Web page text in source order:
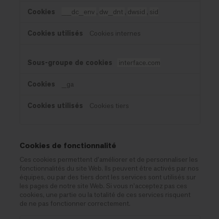
__dc_env , dw_dnt , dwsid , sid
Cookies internes
interface.com
_ga
Cookies tiers
Cookies de fonctionnalité
Ces cookies permettent d’améliorer et de personnaliser les
fonctionnalités du site Web. Ils peuvent être activés par nos
équipes, ou par des tiers dont les services sont utilisés sur
les pages de notre site Web. Si vous n'acceptez pas ces
cookies, une partie ou la totalité de ces services risquent
de ne pas fonctionner correctement.